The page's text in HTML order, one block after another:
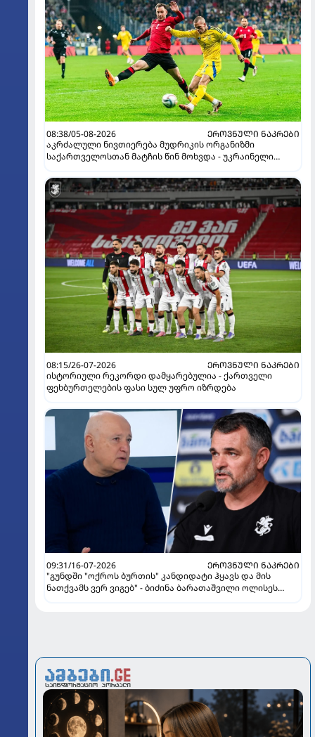
08:38/05-08-2026
ᲔᲠᲝᲕᲜᲣᲚᲘ ᲜᲐᲙᲠᲔᲑᲘ
აკრძალული ნივთიერება მუდრიკის ორგანიზმი
საქართველოსთან მატჩის წინ მოხვდა - უკრაინელი
ინფორმაციას ავრცელებს
08:15/26-07-2026
ᲔᲠᲝᲕᲜᲣᲚᲘ ᲜᲐᲙᲠᲔᲑᲘ
ისტორიული რეკორდი დამყარებულია - ქართველი
ფეხბურთელების ფასი სულ უფრო იზრდება
09:31/16-07-2026
ᲔᲠᲝᲕᲜᲣᲚᲘ ᲜᲐᲙᲠᲔᲑᲘ
"გუნდში "ოქროს ბურთის" კანდიდატი ჰყავს და მის
ნათქვამს ვერ ვიგებ" - ბიძინა ბარათაშვილი ოლისეს